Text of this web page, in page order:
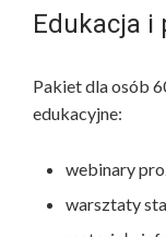
Edukacja i
Pakiet dla osób
edukacyjne:
webinary
warsztaty